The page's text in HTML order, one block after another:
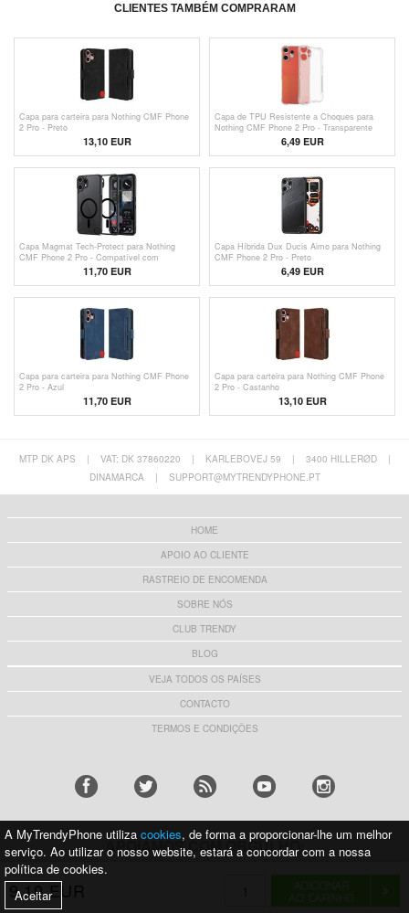
CLIENTES TAMBÉM COMPRARAM
Capa para carteira para Nothing CMF Phone
2 Pro - Preto
13,10 EUR
Capa de TPU Resistente a Choques para
Nothing CMF Phone 2 Pro - Transparente
6,49EUR
Capa Magmat Tech-Protect para Nothing
CMF Phone 2 Pro - Compatível com
MagSafe - Preto / Transparente
11,70 EUR
Capa Híbrida Dux Ducis Aimo para Nothing
CMF Phone 2 Pro - Preto
6,49EUR
Capa para carteira para Nothing CMF Phone
2 Pro - Azul
11,70EUR
Capa para carteira para Nothing CMF Phone
2 Pro - Castanho
13,10 EUR
9,10 EUR
MTP DK APS | VAT: DK 37860220 | KARLEBOVEJ 59 | 3400 HILLERØD
|
DINAMARCA
| SUPPORT@MYTRENDYPHONE.PT
HOME
APOIO AO CLIENTE
RASTREIO DE ENCOMENDA
SOBRE NÓS
CLUB TRENDY
BLOG
VEJA TODOS OS PAÍSES
CONTACTO
TERMOS E CONDIÇÕES
APOIAMOS COM ORGULHO:
A MyTrendyPhone utiliza cookies, de forma a proporcionar-lhe um melhor
serviço. Ao utilizar o nosso website, estará a concordar com a nossa
política de cookies.
Aceitar